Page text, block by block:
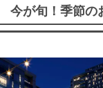
今が旬！季節の